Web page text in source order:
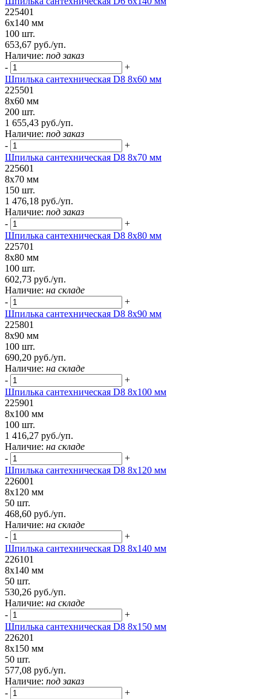
225401
6х140 мм
100 шт.
653,67 руб./уп.
Наличие: под заказ
-
+
Шпилька сантехническая D8 8х60 мм
225501
8х60 мм
200 шт.
1 655,43 руб./уп.
Наличие: под заказ
-
+
Шпилька сантехническая D8 8х70 мм
225601
8х70 мм
150 шт.
1 476,18 руб./уп.
Наличие: под заказ
-
+
Шпилька сантехническая D8 8х80 мм
225701
8х80 мм
100 шт.
602,73 руб./уп.
Наличие: на складе
-
+
Шпилька сантехническая D8 8х90 мм
225801
8х90 мм
100 шт.
690,20 руб./уп.
Наличие: на складе
-
+
Шпилька сантехническая D8 8х100 мм
225901
8х100 мм
100 шт.
1 416,27 руб./уп.
Наличие: на складе
-
+
Шпилька сантехническая D8 8х120 мм
226001
8х120 мм
50 шт.
468,60 руб./уп.
Наличие: на складе
-
+
Шпилька сантехническая D8 8х140 мм
226101
8х140 мм
50 шт.
530,26 руб./уп.
Наличие: на складе
-
+
Шпилька сантехническая D8 8х150 мм
226201
8х150 мм
50 шт.
577,08 руб./уп.
Наличие: под заказ
-
+